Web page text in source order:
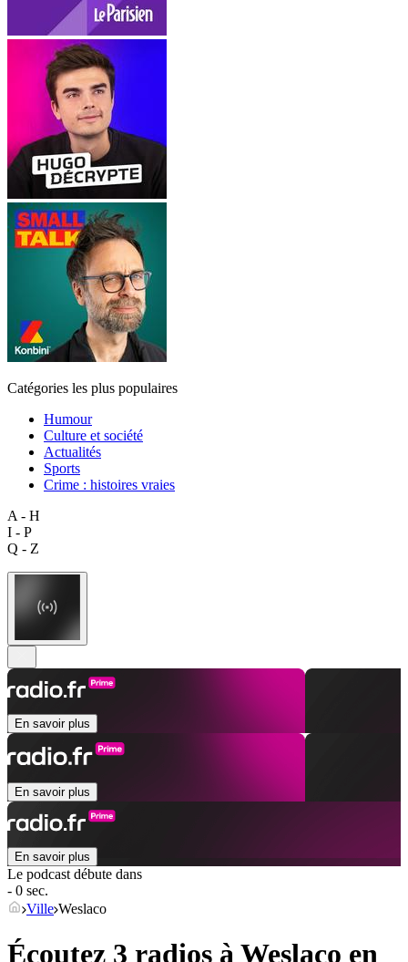
Catégories les plus populaires
Humour
Culture et société
Actualités
Sports
Crime : histoires vraies
A - H
I - P
Q - Z
En savoir plus
En savoir plus
En savoir plus
Le podcast débute dans
- 0 sec.
Ville Weslaco
Écoutez 3 radios à Weslaco en